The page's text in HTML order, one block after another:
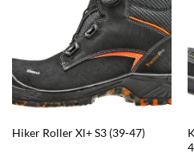
Hiker Roller Xl+ S3 (39-47)